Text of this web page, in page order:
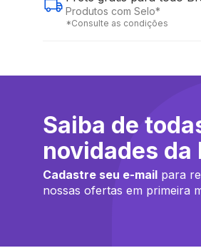
Produtos com Selo*
*Consulte as condições
Saiba de
novidades da
Cadastre seu e-mail para
nossas ofertas em primeira